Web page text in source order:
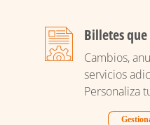
Billetes
Cambios,
servicios
Personaliza